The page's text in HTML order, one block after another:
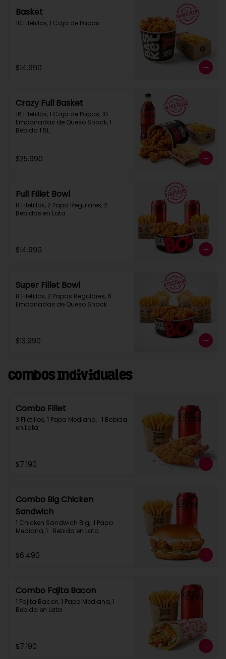
Basket
10 Filetillos, 1 Caja de Papas
$14.990
Crazy Full Basket
16 Filetillos, 1 Caja de Papas, 10
Empanadas de Queso Snack, 1
Bebida 1.5L.
$25.990
Full Fillet Bowl
8 Filetillos, 2 Papa Regulares, 2
Bebidas en Lata
$14.990
Super Fillet Bowl
8 Filetillos, 2 Papas Regulares, 6
Empanadas de Queso Snack
$13.990
Combos Individuales
Combo Fillet
3 Filetillos, 1 Papa Mediana,   1 Bebida
en Lata
$7.190
Combo Big Chicken
Sandwich
1 Chicken Sandwich Big,  1 Papa
Mediana, 1   Bebida en Lata
$6.490
Combo Fajita Bacon
1 Fajita Bacon, 1 Papa Mediana, 1
Bebida en Lata
$7.190